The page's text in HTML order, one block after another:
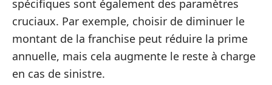
spécifiques sont également des paramètres
cruciaux. Par exemple, choisir de diminuer le
montant de la franchise peut réduire la prime
annuelle, mais cela augmente le reste à charge
en cas de sinistre.